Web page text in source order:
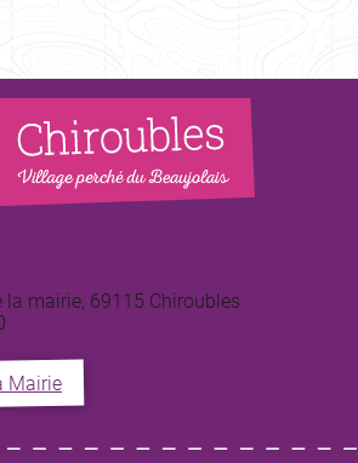
la mairie, 69115 Chiroubles
Mairie